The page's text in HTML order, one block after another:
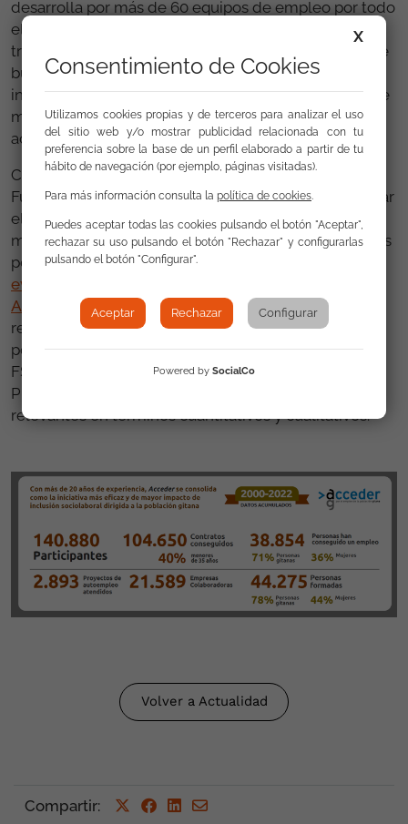
desarrolla por más de 60 equipos de empleo por todo
el país, que ofrecen apoyo a personas vulnerables, a
través de la creación de itinerarios personalizados de
búsqueda de empleo, la formación y la
intermediación con empresas, con el objetivo final de
mejorar su empleabilidad y sus oportunidades de
acceder a un puesto de trabajo.
Coincidiendo con el 20º aniversario del programa,
Fundación Secretariado Gitano se propuso comprobar
el valor y el impacto del programa Acceder como
motor de cambio e igualdad de oportunidades de las
personas gitanas. Para ello, se encargó una
evaluación externa sobre el impacto del programa
Acceder
. Esta evaluación confirmaba el alcance y los
resultados del programa para mejorar la vida de la
población gitana gracias al apoyo a largo plazo del
FSE. Desde su puesta en marcha en el año 2000, el
Programa Acceder ha conseguido resultados
relevantes en términos cuantitativos y cualitativos.
Volver a Actualidad
Compartir:
X
Consentimiento de Cookies
Utilizamos cookies propias y de terceros para analizar el uso
del sitio web y/o mostrar publicidad relacionada con tu
preferencia sobre la base de un perfil elaborado a partir de tu
hábito de navegación (por ejemplo, páginas visitadas).
Para más información consulta la política de cookies.
Puedes aceptar todas las cookies pulsando el botón "Aceptar",
rechazar su uso pulsando el botón "Rechazar" y configurarlas
pulsando el botón "Configurar".
Aceptar Rechazar Configurar
Powered by SocialCo